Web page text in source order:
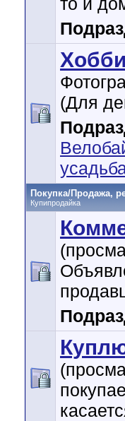
Хобби
(Для
Покупка/Продажа,
Купипродайка